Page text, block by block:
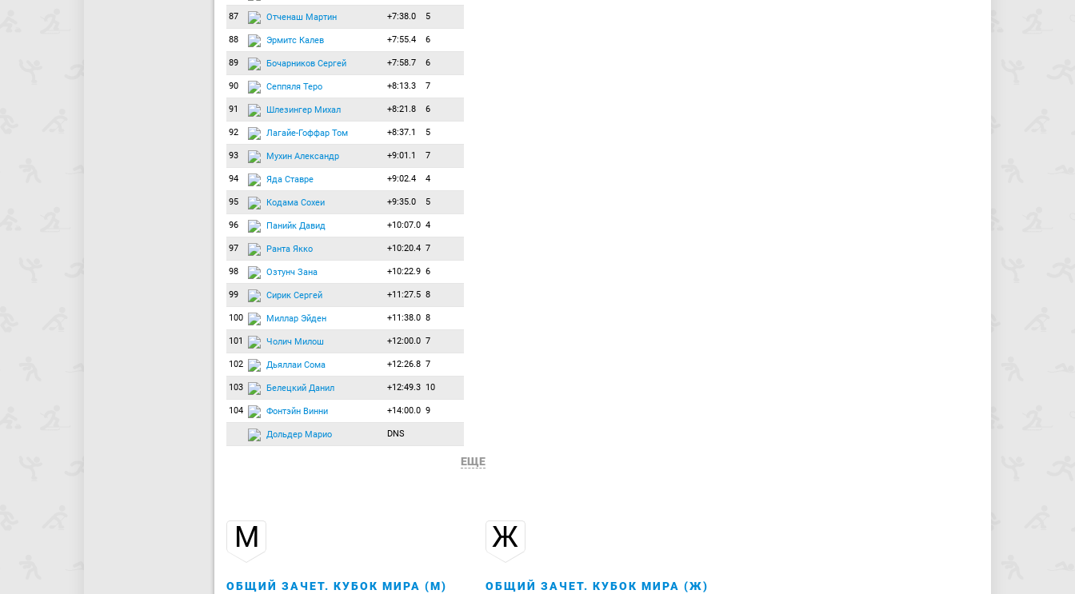
87 Отченаш Мартин +7:38.0 5
88 Эрмитс Калев +7:55.4 6
89 Бочарников Сергей +7:58.7 6
90 Сеппяля Теро +8:13.3 7
91 Шлезингер Михал +8:21.8 6
92 Лагайе-Гоффар Том +8:37.1 5
93 Мухин Александр +9:01.1 7
94 Яда Ставре +9:02.4 4
95 Кодама Сохеи +9:35.0 5
96 Панийк Давид +10:07.0 4
97 Ранта Якко +10:20.4 7
98 Озтунч Зана +10:22.9 6
99 Сирик Сергей +11:27.5 8
100 Миллар Эйден +11:38.0 8
101 Чолич Милош +12:00.0 7
102 Дьяллаи Сома +12:26.8 7
103 Белецкий Данил +12:49.3 10
104 Фонтэйн Винни +14:00.0 9
Дольдер Марио DNS
ЕЩЕ
М
ОБЩИЙ ЗАЧЕТ. КУБОК МИРА (М)
Ж
ОБЩИЙ ЗАЧЕТ. КУБОК МИРА (Ж)